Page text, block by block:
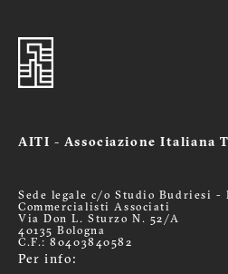
AITI - Associazione Italiana
Sede legale c/o Studio Budriesi -
Commercialisti Associati
Via Don L. Sturzo N. 52/A
40135 Bologna
C.F.: 80403840582
Per info: